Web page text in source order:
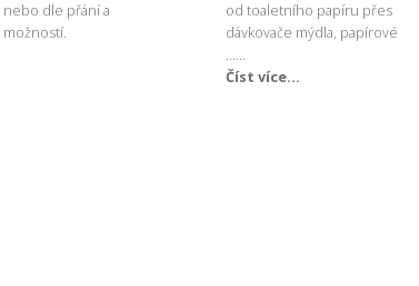
nebo dle přání a
možností.
od toaletního papíru přes
dávkovače mýdla, papírové
......
Číst více...